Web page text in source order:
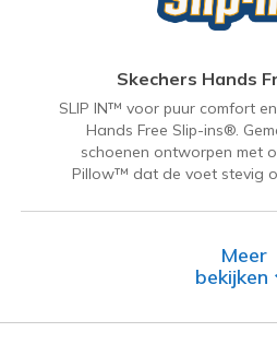
Skechers Hands
SLIP IN™ voor puur comfort
Hands Free Slip-ins®.
schoenen ontworpen met
Pillow™ dat de voet stevig
Meer
bekijken